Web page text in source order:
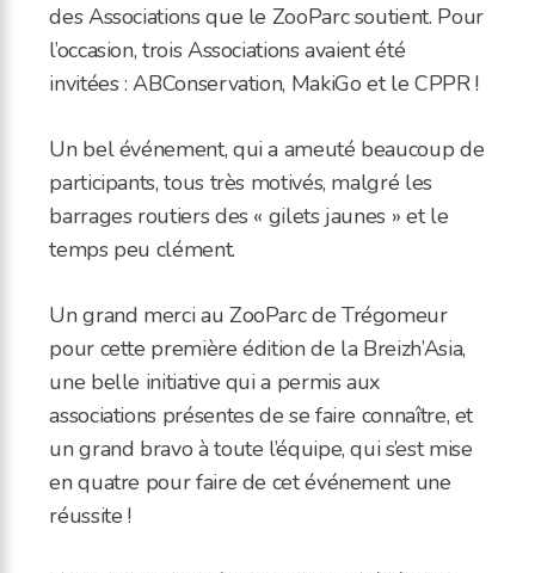
des Associations que le ZooParc soutient. Pour
l’occasion, trois Associations avaient été
invitées : ABConservation, MakiGo et le CPPR !
Un bel événement, qui a ameuté beaucoup de
participants, tous très motivés, malgré les
barrages routiers des « gilets jaunes » et le
temps peu clément.
Un grand merci au ZooParc de Trégomeur
pour cette première édition de la Breizh’Asia,
une belle initiative qui a permis aux
associations présentes de se faire connaître, et
un grand bravo à toute l’équipe, qui s’est mise
en quatre pour faire de cet événement une
réussite !